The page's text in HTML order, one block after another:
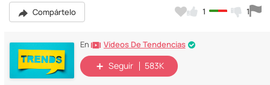
Compártelo 1 1
En Vídeos De Tendencias
Seguir 583K